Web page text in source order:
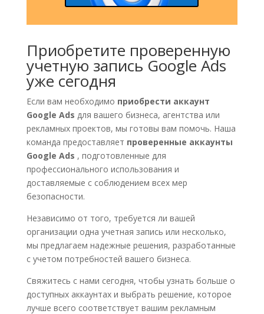
Приобретите проверенную
учетную запись Google Ads
уже сегодня
Если вам необходимо приобрести аккаунт
Google Ads для вашего бизнеса, агентства или
рекламных проектов, мы готовы вам помочь. Наша
команда предоставляет проверенные аккаунты
Google Ads , подготовленные для
профессионального использования и
доставляемые с соблюдением всех мер
безопасности.
Независимо от того, требуется ли вашей
организации одна учетная запись или несколько,
мы предлагаем надежные решения, разработанные
с учетом потребностей вашего бизнеса.
Свяжитесь с нами сегодня, чтобы узнать больше о
доступных аккаунтах и ​​выбрать решение, которое
лучше всего соответствует вашим рекламным